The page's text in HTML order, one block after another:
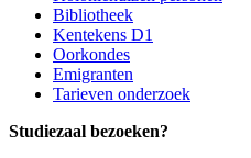
Bibliotheek
Kentekens D1
Oorkondes
Emigranten
Tarieven onderzoek
Studiezaal bezoeken?